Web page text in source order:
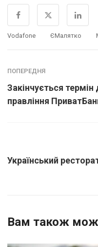
Vodafone ЄМалятко
ПОПЕРЕДНЯ
Закінчується термін
правління
Український
Вам також